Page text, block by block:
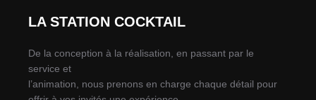
LA STATION COCKTAIL
De la conception à la réalisation, en passant par le
service et
l’animation, nous prenons en charge chaque détail pour